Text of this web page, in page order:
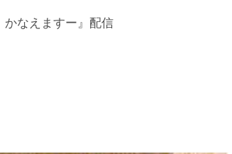
かなえますー』配信